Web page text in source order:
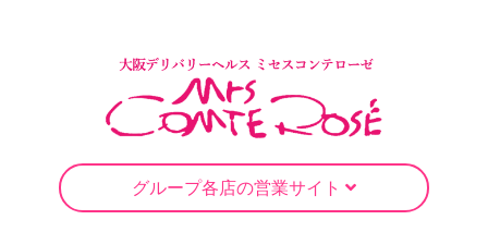
グループ各店の営業サイト